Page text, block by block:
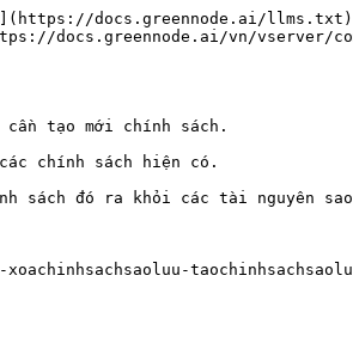
docs.greennode.ai/llms.txt).
docs.greennode.ai/vn/vserver/
tạo mới chính sách.
chính sách hiện có.
sách đó ra khỏi các tài nguyên